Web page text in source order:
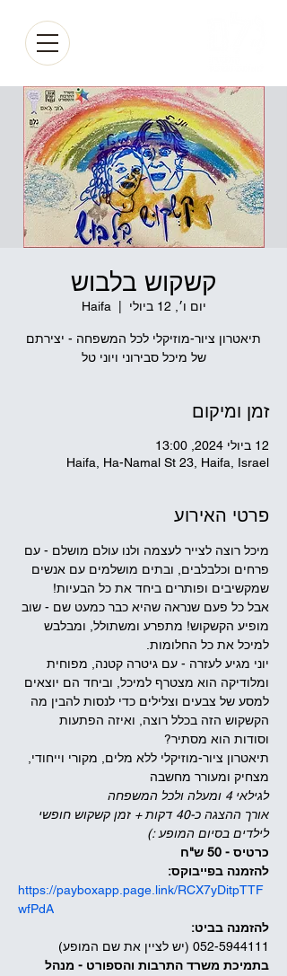
קשקוש בלבוש
יום ו׳, 12 ביולי Haifa
תיאטרון ציור-מוזיקלי לכל המשפחה - יצירתם
של מיכל סבירוני ויוני טל
זמן ומיקום
12 ביולי 2024, 13:00
Haifa, Ha-Namal St 23, Haifa, Israel
פרטי האירוע
מיכל רוצה לצייר לעצמה ולנו עולם מושלם - עם
פרחים וכלבלבים, ובתים מושלמים עם אנשים
שמקשיבים ופותרים ביחד את כל הבעיות!
אבל כל פעם שנראה שהיא כבר כמעט שם - שוב
מופיע הקשקוש! מתפרע ומשתולל, ומבלבש
למיכל את כל החלומות.
יוני מגיע לעזרה - עם גיטרה קטנה, מפוחית
ומלודיקה הוא מצטרף למיכל, וביחד הם יוצאים
למסע של צבעים וצלילים כדי לנסות להבין מה
הקשקוש הזה בכלל רוצה, ואיזה הפתעות
וסודות הוא מסתיר?
תיאטרון ציור-מוזיקלי ללא מלים, מקורי וייחודי,
מצחיק ומעורר מחשבה
לגילאי 4 ומעלה ולכל המשפחה
אורך ההצגה כ-40 דקות + זמן קשקוש חופשי
לילדים בסיום המופע :)
כרטיס - 50 ש"ח
להזמנה בפייבוקס:
https://payboxapp.page.link/RCX7yDitpTTF
wfPdA
להזמנה בביט:
052-5944111 (יש לציין את שם המופע)
בתמיכת משרד התרבות והספורט - מנהל